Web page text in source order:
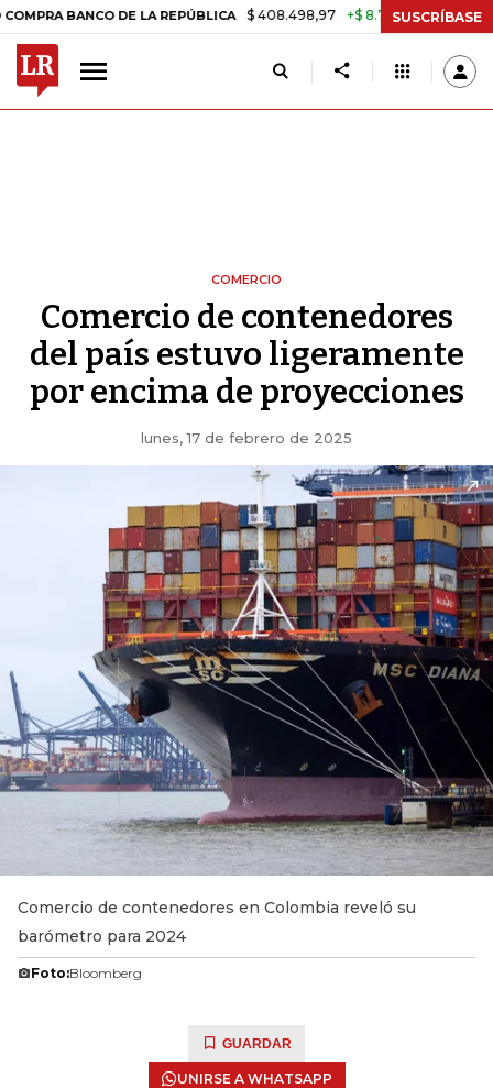
DE LA REPÚBLICA $ 408.498,97 +$ 8.753,81 +2,19% TASA
SUSCRÍBASE
COMERCIO
Comercio de contenedores
del país estuvo ligeramente
por encima de proyecciones
lunes, 17 de febrero de 2025
Comercio de contenedores en Colombia reveló su
barómetro para 2024
Foto:Bloomberg
GUARDAR
UNIRSE A WHATSAPP